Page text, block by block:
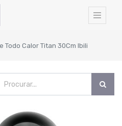
Todo Calor Titan 30Cm Ibili